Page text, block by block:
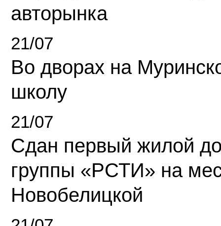
авторынка
21/07
Во дворах на
школу
21/07
Сдан первый жилой
группы «РСТИ» на
Новобелицкой